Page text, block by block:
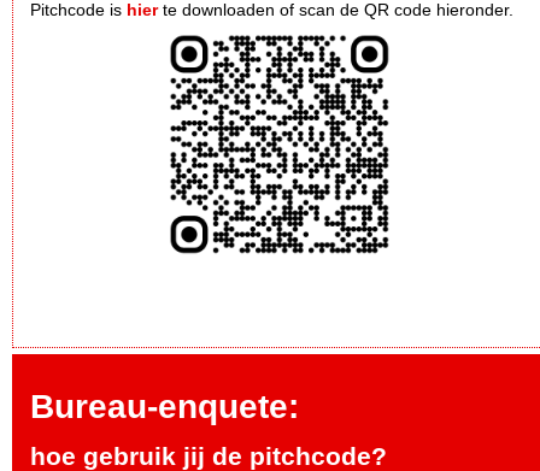
Pitchcode is hierte downloaden of scan de QR code hieronder.
Bureau-enquete:
hoe gebruik jij de pitchcode?